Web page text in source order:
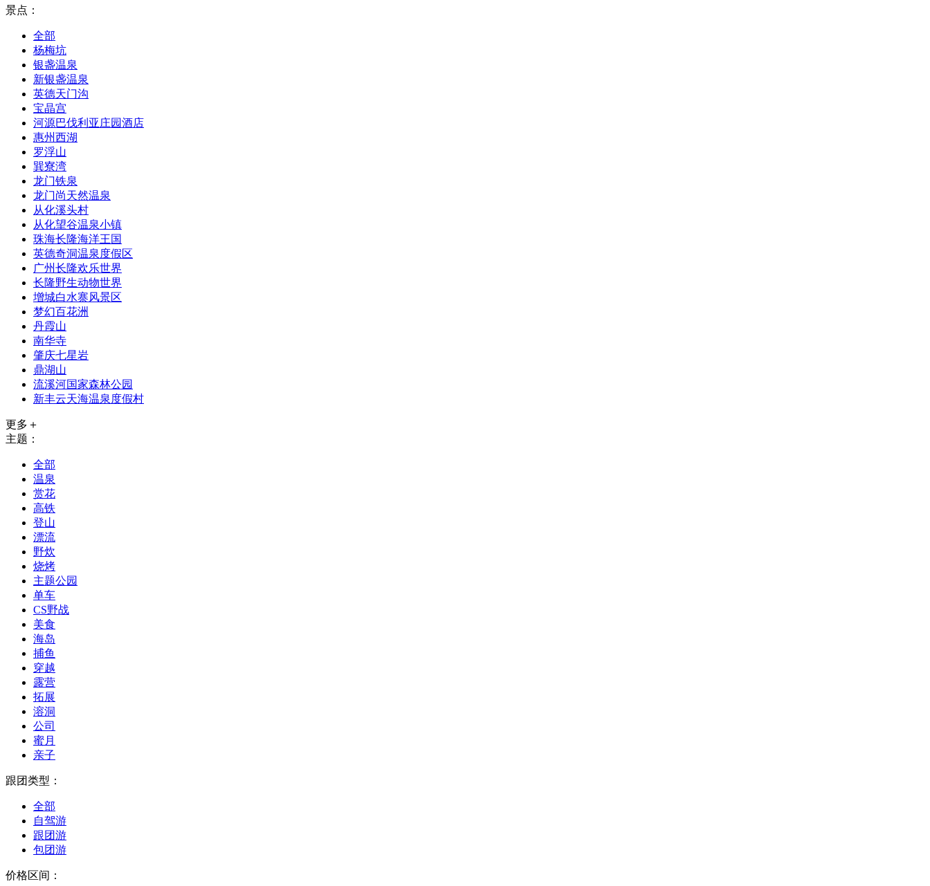
景点：
全部
杨梅坑
银盏温泉
新银盏温泉
英德天门沟
宝晶宫
河源巴伐利亚庄园酒店
惠州西湖
罗浮山
巽寮湾
龙门铁泉
龙门尚天然温泉
从化溪头村
从化望谷温泉小镇
珠海长隆海洋王国
英德奇洞温泉度假区
广州长隆欢乐世界
长隆野生动物世界
增城白水寨风景区
梦幻百花洲
丹霞山
南华寺
肇庆七星岩
鼎湖山
流溪河国家森林公园
新丰云天海温泉度假村
更多＋
主题：
全部
温泉
赏花
高铁
登山
漂流
野炊
烧烤
主题公园
单车
CS野战
美食
海岛
捕鱼
穿越
露营
拓展
溶洞
公司
蜜月
亲子
跟团类型：
全部
自驾游
跟团游
包团游
价格区间：